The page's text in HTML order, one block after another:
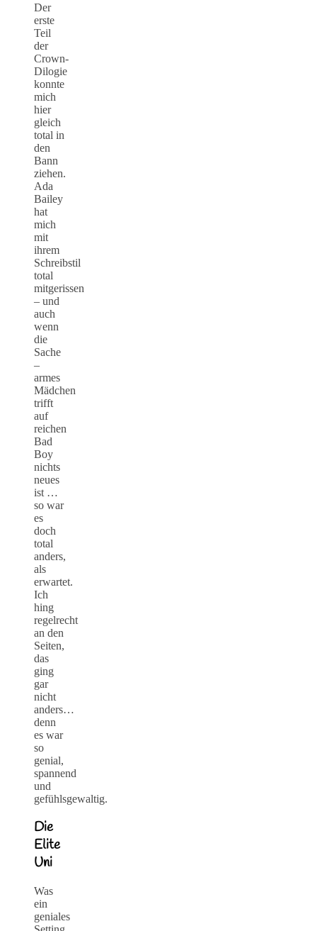
Der
erste
Teil
der
Crown-
Dilogie
konnte
mich
hier
gleich
total in
den
Bann
ziehen.
Ada
Bailey
hat
mich
mit
ihrem
Schreibstil
total
mitgerissen
– und
auch
wenn
die
Sache
–
armes
Mädchen
trifft
auf
reichen
Bad
Boy
nichts
neues
ist …
so war
es
doch
total
anders,
als
erwartet.
Ich
hing
regelrecht
an den
Seiten,
das
ging
gar
nicht
anders…
denn
es war
so
genial,
spannend
und
gefühlsgewaltig.
Die
Elite
Uni
Was
ein
geniales